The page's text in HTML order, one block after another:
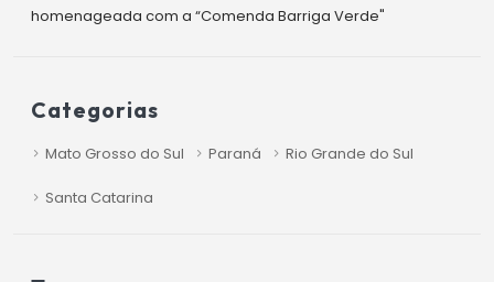
homenageada com a “Comenda Barriga Verde"
Categorias
Mato Grosso do Sul Paraná Rio Grande do Sul
Santa Catarina